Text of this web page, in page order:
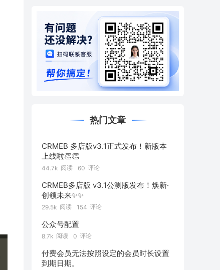
热门文章
CRMEB 多店版v3.1正式发布！新版本
上线啦👏👏
44.7k 阅读 60 评论
CRMEB多店版 v3.1公测版发布！焕新·
创领未来✨️✨️
29.5k 阅读 154 评论
公众号配置
8.7k 阅读 0 评论
付费会员无法按照设定的会员时长设置
到期日期。